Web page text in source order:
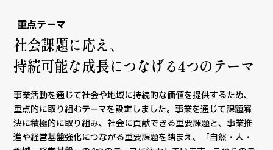
重点テーマ
社会課題に応え、
持続可能な成長につなげる4つのテーマ
事業活動を通じて社会や地域に持続的な価値を提供するため、
重点的に取り組むテーマを設定しました。事業を通じて課題解
決に積極的に取り組み、社会に貢献できる重要課題と、事業推
進や経営基盤強化につながる重要課題を踏まえ、「自然・人・